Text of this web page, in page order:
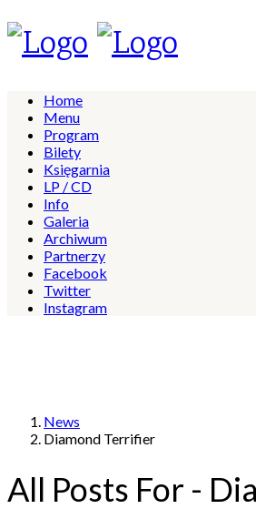
Home
Menu
Program
Bilety
Księgarnia
LP / CD
Info
Galeria
Archiwum
Partnerzy
Facebook
Twitter
Instagram
News
Diamond Terrifier
All Posts For -